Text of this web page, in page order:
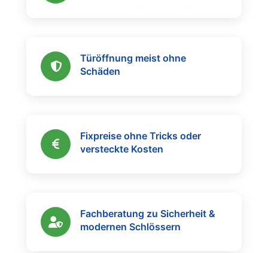
Türöffnung meist ohne
Schäden
Fixpreise ohne Tricks oder
versteckte Kosten
Fachberatung zu Sicherheit &
modernen Schlössern